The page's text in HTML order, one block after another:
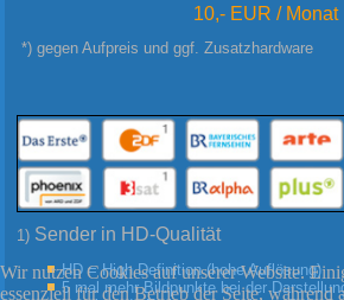
10,- EUR / Monat
*) gegen Aufpreis und ggf. Zusatzhardware
1) Sender in HD-Qualität
HD = High Definition (hohe Auflösung)
5 mal mehr Bildpunkte bei der
Wir nutzen Cookies auf unserer Website.
essenziell für den Betrieb der Seite, während